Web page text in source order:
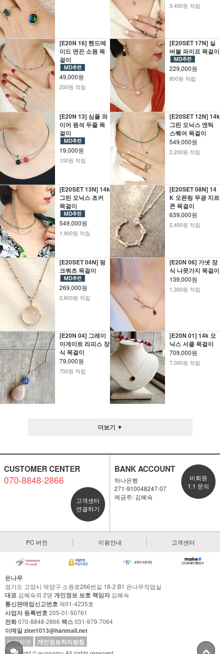
3,400원 적립
[E20N 16] 핸드메
이드 면끈 소원 목
걸이
49,000원
200원 적립
[E20SET 17N] 실
버볼 파이프 목걸이
229,000원
800원 적립
[E20N 13] 심플 와
이어 원석 두줄 목
걸이
19,000원
100원 적립
[E20SET 12N] 14k
그린 오닉스 엔틱
스퀘어 목걸이
549,000원
2,200원 적립
[E20SET 13N] 14k
그린 오닉스 초커
목걸이
549,000원
1,900원 적립
[E20SET 08N] 14
K 오픈링 무광 지르
콘 목걸이
639,000원
2,400원 적립
[E20SET 04N] 핑
크쿼츠 목걸이
269,000원
2,600원 적립
[E20N 06] 가넷 장
식 나뭇가지 목걸이
139,000원
1,300원 적립
[E20N 04] 그레이
아게이트 라피스 장
식 목걸이
79,000원
700원 적립
[E20N 01] 14k 오
닉스 서클 목걸이
709,000원
7,000원 적립
더보기 ▼
CUSTOMER CENTER
070-8848-2866
고객센터
연결하기
BANK ACCOUNT
하나은행
271-910048247-07
예금주: 김혜숙
비회원
1:1 문의
PC 버전 이용안내 고객센터
은나무
경기도 고양시 덕양구 소원로266번길 18-2 B1 은나무작업실
대표 김혜숙외 2명 개인정보 보호 책임자김혜숙
통신판매업신고번호제01-4235호
사업자 등록번호205-01-50761
전화070-8848-2866 팩스031-979-7064
이메일 zion1013@hanmail.net
이용약관 개인정보처리방침